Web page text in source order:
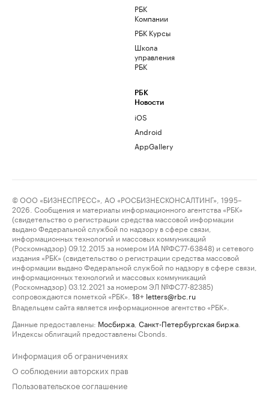
РБК
Компании
РБК Курсы
Школа
управления
РБК
РБК
Новости
iOS
Android
AppGallery
© ООО «БИЗНЕСПРЕСС», АО «РОСБИЗНЕСКОНСАЛТИНГ», 1995–
2026. Сообщения и материалы информационного агентства «РБК»
(свидетельство о регистрации средства массовой информации
выдано Федеральной службой по надзору в сфере связи,
информационных технологий и массовых коммуникаций
(Роскомнадзор) 09.12.2015 за номером ИА №ФС77-63848) и сетевого
издания «РБК» (свидетельство о регистрации средства массовой
информации выдано Федеральной службой по надзору в сфере связи,
информационных технологий и массовых коммуникаций
(Роскомнадзор) 03.12.2021 за номером ЭЛ №ФС77-82385)
сопровождаются пометкой «РБК».
18+ letters@rbc.ru
Владельцем сайта является информационное агентство «РБК».
Данные предоставлены: Мосбиржа Санкт-Петербургская биржа
Индексы облигаций предоставлены Cbonds.
Информация об ограничениях
О соблюдении авторских прав
Пользовательское соглашение